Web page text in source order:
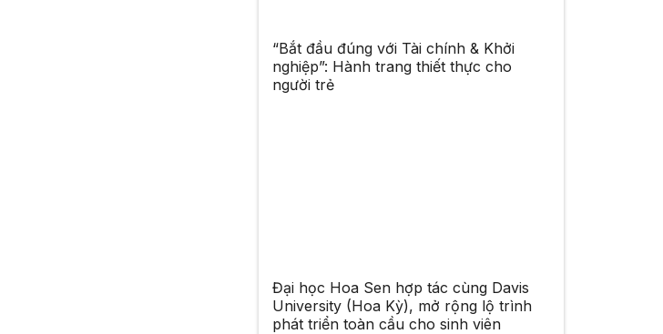
“Bắt đầu đúng với Tài chính & Khởi
nghiệp”: Hành trang thiết thực cho
người trẻ
Đại học Hoa Sen hợp tác cùng Davis
University (Hoa Kỳ), mở rộng lộ trình
phát triển toàn cầu cho sinh viên